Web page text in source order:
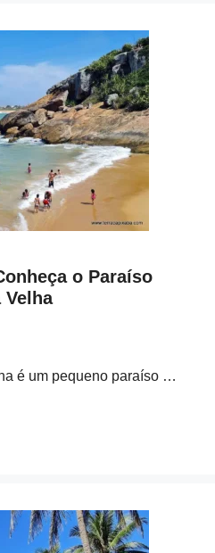
o Paraíso
Velha
é um pequeno paraíso …